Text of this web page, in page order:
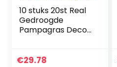
10 stuks 20st Real
Gedroogde
Pampagras Decor
Planten Decor
€29.78